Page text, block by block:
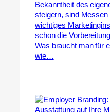
Bekanntheit des
steigern, sind
wichtiges
schon die
Was braucht man für
wie…